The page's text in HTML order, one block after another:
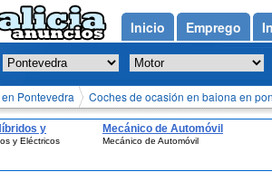
Pontevedra Coches de ocasión en baiona en
y
y Eléctricos
Mecánico de Automóvil
Mecánico de Automóvil
Inicio Emprego